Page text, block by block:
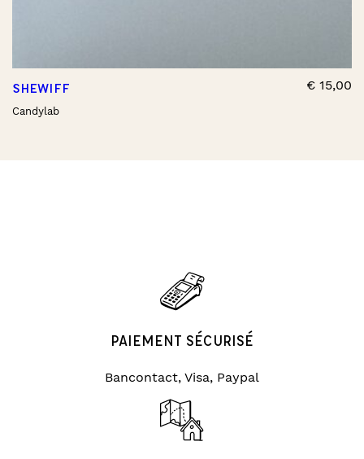
SHEWIFF
Candylab
€ 15,00
PAIEMENT SÉCURISÉ
Bancontact, Visa, Paypal